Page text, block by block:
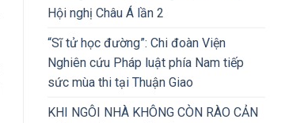
Hội nghị Châu Á lần 2
“Sĩ tử học đường”: Chi đoàn Viện
Nghiên cứu Pháp luật phía Nam tiếp
sức mùa thi tại Thuận Giao
KHI NGÔI NHÀ KHÔNG CÒN RÀO CẢN